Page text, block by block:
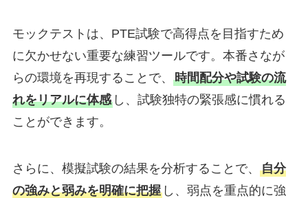
モックテストは、PTE試験で高得点を目指すため
に欠かせない重要な練習ツールです。本番さなが
らの環境を再現することで、 時間配分や試験の流
れをリアルに体感し、試験独特の緊張感に慣れる
ことができます。
さらに、模擬試験の結果を分析することで、 自分
の強みと弱みを明確に把握し、弱点を重点的に強